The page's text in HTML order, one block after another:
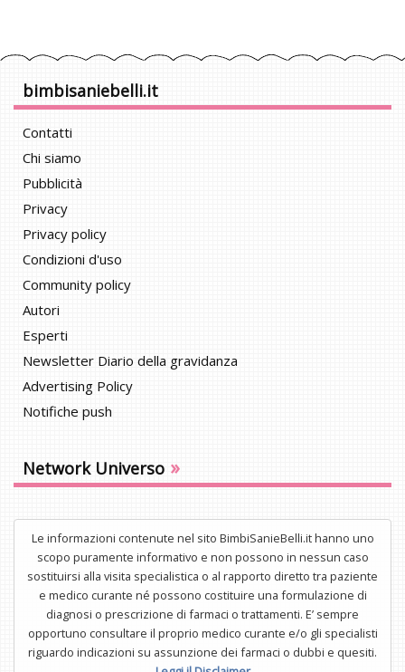
bimbisaniebelli.it
Contatti
Chi siamo
Pubblicità
Privacy
Privacy policy
Condizioni d'uso
Community policy
Autori
Esperti
Newsletter Diario della gravidanza
Advertising Policy
Notifiche push
Network Universo »
Le informazioni contenute nel sito BimbiSanieBelli.it hanno uno
scopo puramente informativo e non possono in nessun caso
sostituirsi alla visita specialistica o al rapporto diretto tra paziente
e medico curante né possono costituire una formulazione di
diagnosi o prescrizione di farmaci o trattamenti. E’ sempre
opportuno consultare il proprio medico curante e/o gli specialisti
riguardo indicazioni su assunzione dei farmaci o dubbi e quesiti.